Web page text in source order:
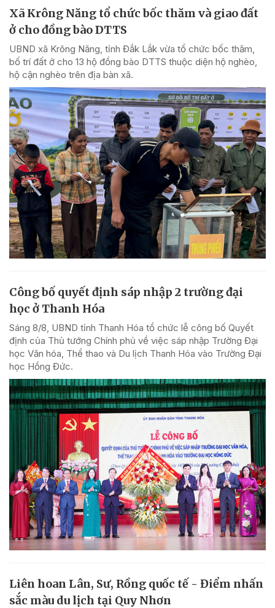
Xã Krông Năng tổ chức bốc thăm và giao đất
ở cho đồng bào DTTS
UBND xã Krông Năng, tỉnh Đắk Lắk vừa tổ chức bốc thăm,
bố trí đất ở cho 13 hộ đồng bào DTTS thuộc diện hộ nghèo,
hộ cận nghèo trên địa bàn xã.
Công bố quyết định sáp nhập 2 trường đại
học ở Thanh Hóa
Sáng 8/8, UBND tỉnh Thanh Hóa tổ chức lễ công bố Quyết
định của Thủ tướng Chính phủ về việc sáp nhập Trường Đại
học Văn hóa, Thể thao và Du lịch Thanh Hóa vào Trường Đại
học Hồng Đức.
Liên hoan Lân, Sư, Rồng quốc tế - Điểm nhấn
sắc màu du lịch tại Quy Nhơn